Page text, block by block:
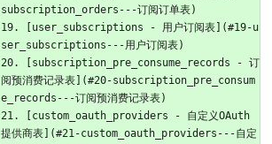
subscription_orders---订阅订单表)
19. [user_subscriptions - 用户订阅表](#19-u
ser_subscriptions---用户订阅表)
20. [subscription_pre_consume_records - 订
阅预消费记录表](#20-subscription_pre_consum
e_records---订阅预消费记录表)
21. [custom_oauth_providers - 自定义OAuth
提供商表](#21-custom_oauth_providers---自定